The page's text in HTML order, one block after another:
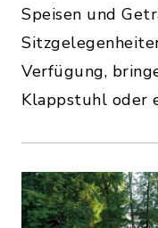
Speisen und
Verfügung,
Klappstuhl oder